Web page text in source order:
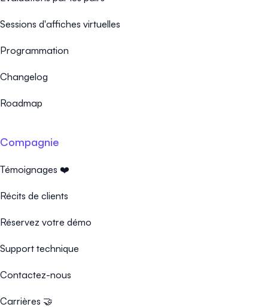
Sessions d'affiches virtuelles
Programmation
Changelog
Roadmap
Compagnie
Témoignages ❤️
Récits de clients
Réservez votre démo
Support technique
Contactez-nous
Carrières 🤝